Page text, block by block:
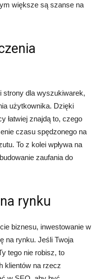
większe są szanse na
strony dla wyszukiwarek,
użytkownika. Dzięki
łatwiej znajdą to, czego
czasu spędzonego na
To z kolei wpływa na
zaufania do
rynku
biznesu, inwestowanie w
na rynku. Jeśli Twoja
tego nie robisz, to
klientów na rzecz